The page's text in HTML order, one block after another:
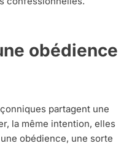
obédience
partagent une
la même intention, elles
obédience, une sorte